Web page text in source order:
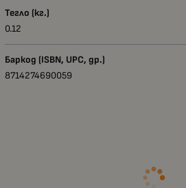
Тегло (кг.)
0.12
Баркод (ISBN, UPC, др.)
8714274690059